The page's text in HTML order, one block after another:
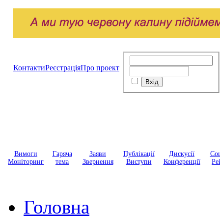
КонтактиРеєстраціяПро проект
Вимоги
Моніторинг
Гаряча
тема
Заяви
Звернення
Публікації
Виступи
Дискусії
Конференції
Головна